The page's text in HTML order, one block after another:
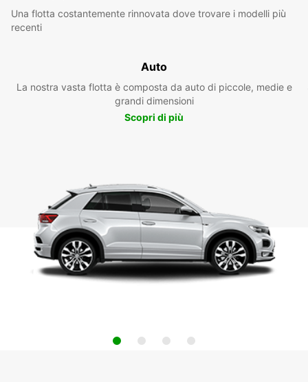
Una flotta costantemente rinnovata dove trovare i modelli più
recenti
Auto
La nostra vasta flotta è composta da auto di piccole, medie e
grandi dimensioni
Scopri di più